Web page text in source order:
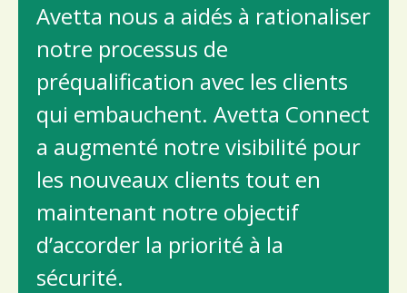
Avetta nous a aidés à rationaliser
notre processus de
préqualification avec les clients
qui embauchent. Avetta Connect
a augmenté notre visibilité pour
les nouveaux clients tout en
maintenant notre objectif
d’accorder la priorité à la
sécurité.